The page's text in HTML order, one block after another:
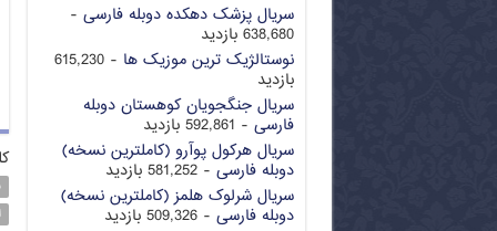
سریال پزشک دهکده دوبله فارسی -
638,680 بازدید
نوستالژیک ترین موزیک ها
- 615,230
بازدید
سریال جنگجویان کوهستان دوبله
فارسی - 592,861 بازدید
سریال هرکول پوآرو (کاملترین نسخه)
دوبله فارسی - 581,252 بازدید
سریال شرلوک هلمز (کاملترین نسخه)
دوبله فارسی - 509,326 بازدید